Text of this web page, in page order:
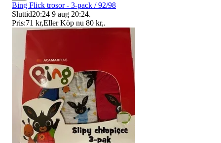
Bing Flick trosor - 3-pack / 92/98
Sluttid20:24 9 aug 20:24.
Pris:71 kr,Eller Köp nu 80 kr,.